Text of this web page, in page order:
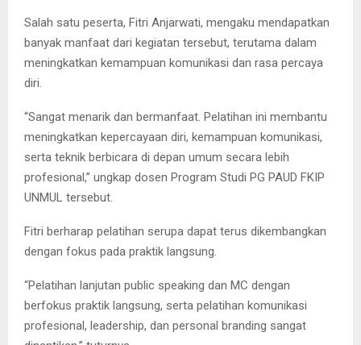
Salah satu peserta, Fitri Anjarwati, mengaku mendapatkan
banyak manfaat dari kegiatan tersebut, terutama dalam
meningkatkan kemampuan komunikasi dan rasa percaya
diri.
“Sangat menarik dan bermanfaat. Pelatihan ini membantu
meningkatkan kepercayaan diri, kemampuan komunikasi,
serta teknik berbicara di depan umum secara lebih
profesional,” ungkap dosen Program Studi PG PAUD FKIP
UNMUL tersebut.
Fitri berharap pelatihan serupa dapat terus dikembangkan
dengan fokus pada praktik langsung.
“Pelatihan lanjutan public speaking dan MC dengan
berfokus praktik langsung, serta pelatihan komunikasi
profesional, leadership, dan personal branding sangat